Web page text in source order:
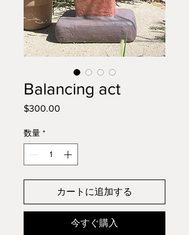
Balancing act
$300.00
数量 *
カートに追加する
今すぐ購入